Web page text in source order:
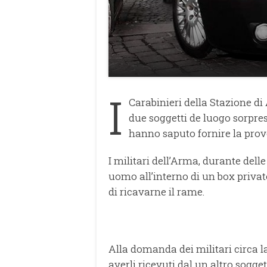
I Carabinieri della Stazione
due soggetti de luogo
hanno saputo fornire la
I militari dell’Arma, durante
uomo all’interno di un box
di ricavarne il rame.
Alla domanda dei militari circa